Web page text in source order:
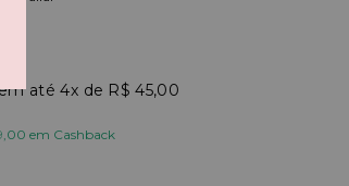
4x R$ 45,00
em Cashback